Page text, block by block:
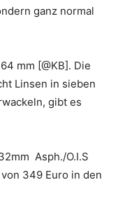
ganz normal
mm [@KB]. Die
Linsen in sieben
gibt es
Asph./O.I.S
349 Euro in den